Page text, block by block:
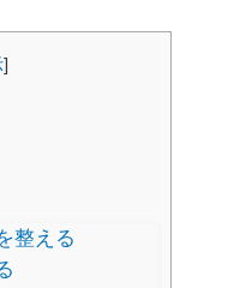
]
整える